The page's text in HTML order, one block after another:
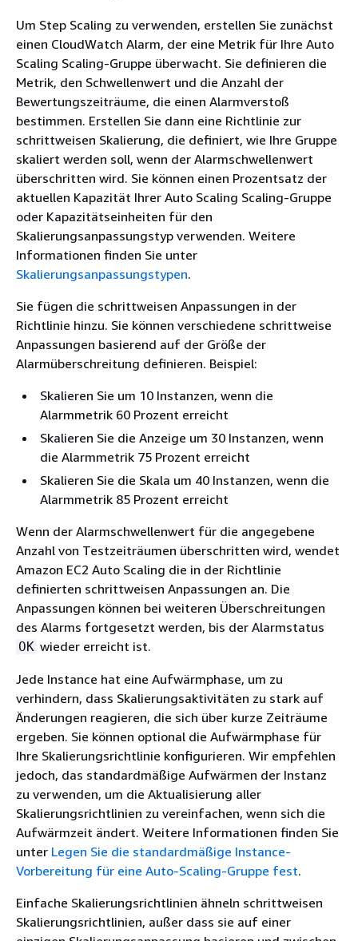
Um Step Scaling zu verwenden, erstellen Sie zunächst
einen CloudWatch Alarm, der eine Metrik für Ihre Auto
Scaling Scaling-Gruppe überwacht. Sie definieren die
Metrik, den Schwellenwert und die Anzahl der
Bewertungszeiträume, die einen Alarmverstoß
bestimmen. Erstellen Sie dann eine Richtlinie zur
schrittweisen Skalierung, die definiert, wie Ihre Gruppe
skaliert werden soll, wenn der Alarmschwellenwert
überschritten wird. Sie können einen Prozentsatz der
aktuellen Kapazität Ihrer Auto Scaling Scaling-Gruppe
oder Kapazitätseinheiten für den
Skalierungsanpassungstyp verwenden. Weitere
Informationen finden Sie unter
Skalierungsanpassungstypen.
Sie fügen die schrittweisen Anpassungen in der
Richtlinie hinzu. Sie können verschiedene schrittweise
Anpassungen basierend auf der Größe der
Alarmüberschreitung definieren. Beispiel:
Skalieren Sie um 10 Instanzen, wenn die
Alarmmetrik 60 Prozent erreicht
Skalieren Sie die Anzeige um 30 Instanzen, wenn
die Alarmmetrik 75 Prozent erreicht
Skalieren Sie die Skala um 40 Instanzen, wenn die
Alarmmetrik 85 Prozent erreicht
Wenn der Alarmschwellenwert für die angegebene
Anzahl von Testzeiträumen überschritten wird, wendet
Amazon EC2 Auto Scaling die in der Richtlinie
definierten schrittweisen Anpassungen an. Die
Anpassungen können bei weiteren Überschreitungen
des Alarms fortgesetzt werden, bis der Alarmstatus
OK wieder erreicht ist.
Jede Instance hat eine Aufwärmphase, um zu
verhindern, dass Skalierungsaktivitäten zu stark auf
Änderungen reagieren, die sich über kurze Zeiträume
ergeben. Sie können optional die Aufwärmphase für
Ihre Skalierungsrichtlinie konfigurieren. Wir empfehlen
jedoch, das standardmäßige Aufwärmen der Instanz
zu verwenden, um die Aktualisierung aller
Skalierungsrichtlinien zu vereinfachen, wenn sich die
Aufwärmzeit ändert. Weitere Informationen finden Sie
unter Legen Sie die standardmäßige Instance-
Vorbereitung für eine Auto-Scaling-Gruppe fest.
Einfache Skalierungsrichtlinien ähneln schrittweisen
Skalierungsrichtlinien, außer dass sie auf einer